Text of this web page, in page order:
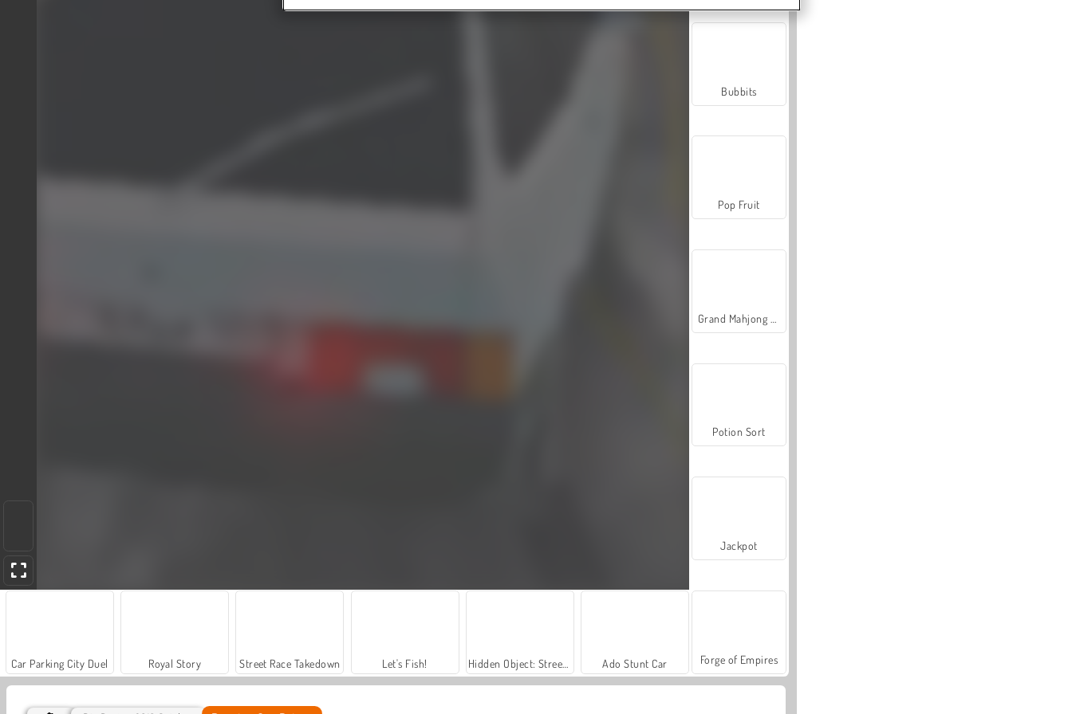
Car Parking City Duel Royal Story Street Race Takedown Let's Fish! Ado Stunt Car
Bubbits
Pop Fruit
Potion Sort
Jackpot
Forge of Empires